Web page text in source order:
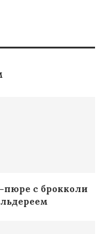
пюре с брокколи